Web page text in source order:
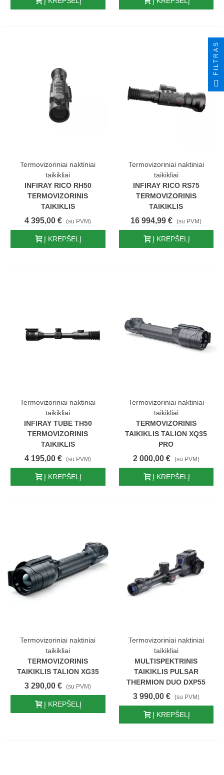
Termovizoriniai naktiniai
taikikliai
INFIRAY RICO RH50
TERMOVIZORINIS
TAIKIKLIS
4 395,00 € (su PVM)
Į KREPŠELĮ
Termovizoriniai naktiniai
taikikliai
INFIRAY RICO RS75
TERMOVIZORINIS
TAIKIKLIS
16 994,99 € (su PVM)
Į KREPŠELĮ
Termovizoriniai naktiniai
taikikliai
INFIRAY TUBE TH50
TERMOVIZORINIS
TAIKIKLIS
4 195,00 € (su PVM)
Į KREPŠELĮ
Termovizoriniai naktiniai
taikikliai
TERMOVIZORINIS
TAIKIKLIS TALION XQ35
PRO
2 000,00 € (su PVM)
Į KREPŠELĮ
Termovizoriniai naktiniai
taikikliai
TERMOVIZORINIS
TAIKIKLIS TALION XG35
3 290,00 € (su PVM)
Į KREPŠELĮ
Termovizoriniai naktiniai
taikikliai
MULTISPEKTRINIS
TAIKIKLIS PULSAR
THERMION DUO DXP55
3 990,00 € (su PVM)
Į KREPŠELĮ
FILTRAS